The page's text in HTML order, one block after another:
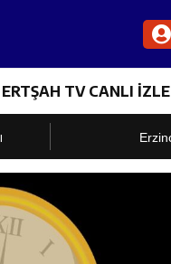
ERTŞAH TV CANLI İZLE